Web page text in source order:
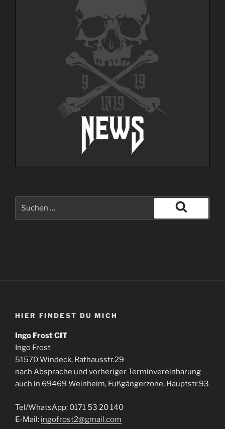
Suchen
HIER FINDEST DU MICH
Ingo Frost CIT
Ingo Frost
51570 Windeck, Rathausstr.29
nach Absprache und vorheriger Terminvereinbarung
auch in 69469 Weinheim, Fußgängerzone, Hauptstr.93
Tel/WhatsApp: 0171 53 20 140
E-Mail: ingofrost2@gmail.com